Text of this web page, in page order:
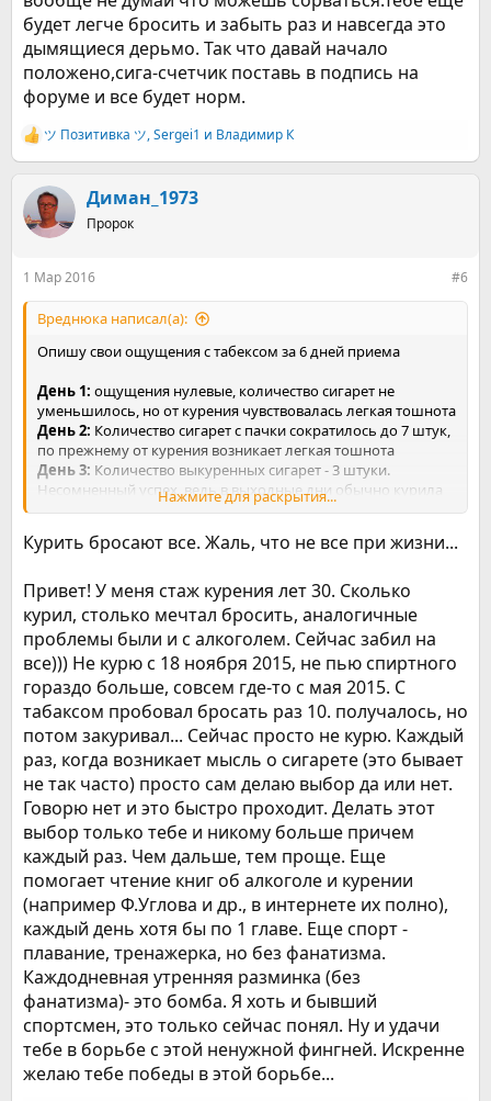
будет легче бросить и забыть раз и навсегда это
дымящиеся дерьмо. Так что давай начало
положено,сига-счетчик поставь в подпись на
форуме и все будет норм.
Р
е
к
ц
и
ツ Позитивка ツ,Sergei1 и Владимир К
Диман_1973
Пророк
1 Мар 2016 #6
Вреднюка написал(а):
Опишу свои ощущения с табексом за 6 дней приема
День 1: ощущения нулевые, количество сигарет не
уменьшилось, но от курения чувствовалась легкая тошнота
День 2: Количество сигарет с пачки сократилось до 7 штук,
по прежнему от курения возникает легкая тошнота
День 3: Количество выкуренных сигарет - 3 штуки.
Несомненный успех, ведь в выходные дни обычно курила
одну за одной. У сигарет оказывается очень противный
День 4:2 сигареты. Противно
День 6: Ноль сигарет. Про покурить не возникает ни
единой мысли. Даже и не думала бы о них, если бы муж
каждые 2 часа не спрашивал как успехи и сколько сигарет
ушло.
Запретила ему задавать этот вопрос.
Нажмите для раскрытия...
Курить бросают все. Жаль, что не все при жизни...
Привет! У меня стаж курения лет 30. Сколько
курил, столько мечтал бросить, аналогичные
проблемы были и с алкоголем. Сейчас забил на
все))) Не курю с 18 ноября 2015, не пью спиртного
гораздо больше, совсем где-то с мая 2015. С
табаксом пробовал бросать раз 10. получалось, но
потом закуривал... Сейчас просто не курю. Каждый
раз, когда возникает мысль о сигарете (это бывает
не так часто) просто сам делаю выбор да или нет.
Говорю нет и это быстро проходит. Делать этот
выбор только тебе и никому больше причем
каждый раз. Чем дальше, тем проще. Еще
помогает чтение книг об алкоголе и курении
(например Ф.Углова и др., в интернете их полно),
каждый день хотя бы по 1 главе. Еще спорт -
плавание, тренажерка, но без фанатизма.
Каждодневная утренняя разминка (без
фанатизма)- это бомба. Я хоть и бывший
спортсмен, это только сейчас понял. Ну и удачи
тебе в борьбе с этой ненужной фингней. Искренне
желаю тебе победы в этой борьбе...